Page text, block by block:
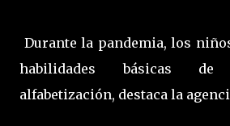
Durante la pandemia, los
habilidades básicas
alfabetización, destaca la